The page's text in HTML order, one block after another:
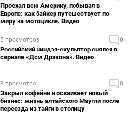
Проехал всю Америку, побывал в
Европе: как байкер путешествует по
миру на мотоцикле. Видео
5 просмотров 0
Российский ниндзя-скульптор снялся в
сериале «Дом Дракона». Видео
3 просмотра 0
Закрыл кофейни и осваивает новый
бизнес: жизнь алтайского Маугли после
переезда из тайги в столицу